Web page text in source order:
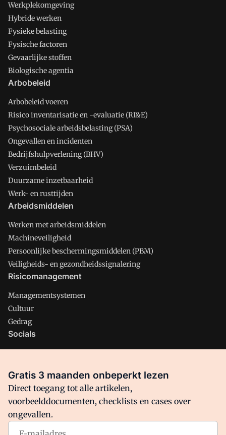
Werkplekomgeving
Hybride werken
Fysieke belasting
Fysische factoren
Gevaarlijke stoffen
Biologische agentia
Arbobeleid
Arbobeleid voeren
Risico inventarisatie en -evaluatie (RI&E)
Psychosociale arbeidsbelasting (PSA)
Ongevallen en incidenten
Bedrijfshulpverlening (BHV)
Verzuimbeleid
Duurzame inzetbaarheid
Werk- en rusttijden
Arbeidsmiddelen
Werken met arbeidsmiddelen
Machineveiligheid
Persoonlijke beschermingsmiddelen (PBM)
Veiligheids- en gezondheidssignalering
Risicomanagement
Managementsystemen
Cultuur
Gedrag
Socials
Facebook
Arbo is onderdeel van VMN media. Lees inons manifestwaar
Gratis 3 maanden onbeperkt lezen
Direct toegang tot alle artikelen,
voorbeelddocumenten, checklists en cases over
ongevallen.